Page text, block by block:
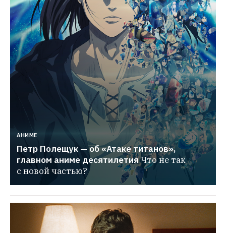
АНИМЕ
Петр Полещук — об «Атаке титанов»,
главном аниме десятилетияЧто не так
с новой частью?